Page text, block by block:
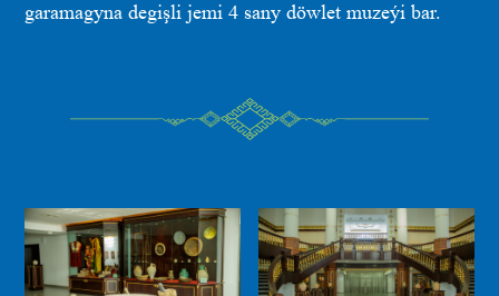
garamagyna degişli jemi 4 sany döwlet muzeýi bar.